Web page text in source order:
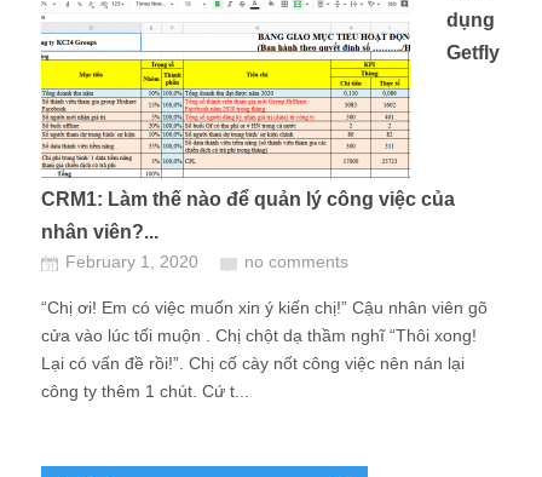
dụng
Getfly
CRM1: Làm thế nào để quản lý công việc của
nhân viên?...
February 1, 2020 no comments
“Chị ơi! Em có việc muốn xin ý kiến chị!” Cậu nhân viên gõ
cửa vào lúc tối muộn . Chị chột dạ thầm nghĩ “Thôi xong!
Lại có vấn đề rồi!”. Chị cố cày nốt công việc nên nán lại
công ty thêm 1 chút. Cứ t...